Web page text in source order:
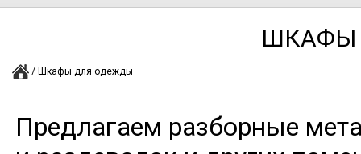
ШКАФЫ
/ Шкафы для одежды
Предлагаем разборные